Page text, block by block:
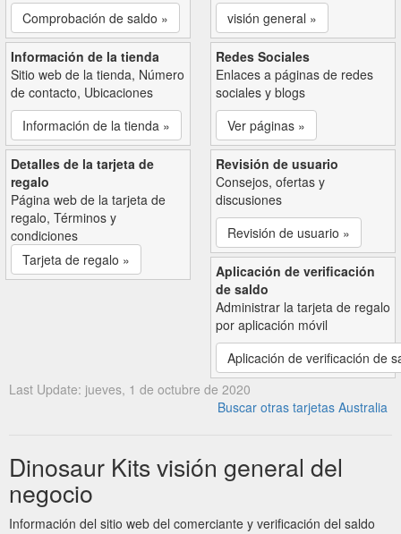
Comprobación de saldo »
visión general »
Información de la tienda
Sitio web de la tienda, Número
de contacto, Ubicaciones
Información de la tienda »
Redes Sociales
Enlaces a páginas de redes
sociales y blogs
Ver páginas »
Detalles de la tarjeta de
regalo
Página web de la tarjeta de
regalo, Términos y
condiciones
Tarjeta de regalo »
Revisión de usuario
Consejos, ofertas y
discusiones
Revisión de usuario »
Aplicación de verificación
de saldo
Administrar la tarjeta de regalo
por aplicación móvil
Aplicación de verificación de
Last Update: jueves, 1 de octubre de 2020
Buscar otras tarjetas Australia
Dinosaur Kits visión general del
negocio
Información del sitio web del comerciante y verificación del saldo